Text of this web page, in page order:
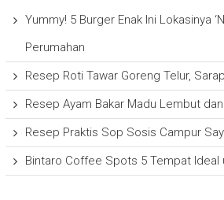
Yummy! 5 Burger Enak Ini Lokasinya
Perumahan
Resep Roti Tawar Goreng Telur,
Resep Ayam Bakar Madu Lembut
Resep Praktis Sop Sosis Campur
Bintaro Coffee Spots 5 Tempat Ideal